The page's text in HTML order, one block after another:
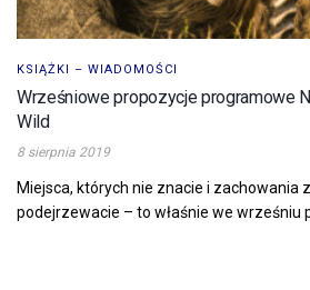
KSIĄŻKI – WIADOMOŚCI
Wrześniowe propozycje programowe
Wild
8 sierpnia 2019
Miejsca, których nie znacie i zachowania
podejrzewacie – to właśnie we wrześniu